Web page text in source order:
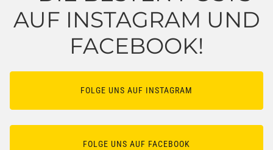
AUF INSTAGRAM UND
FACEBOOK!
FOLGE UNS AUF INSTAGRAM
FOLGE UNS AUF FACEBOOK